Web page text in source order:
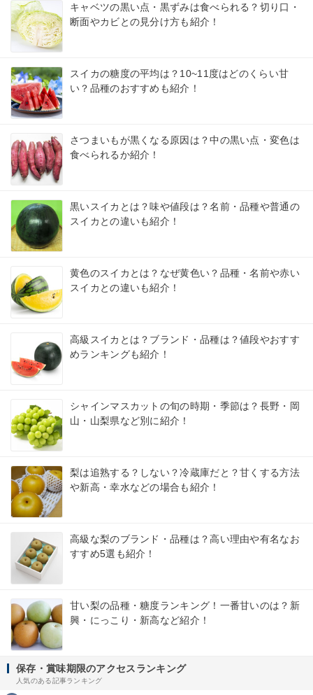
キャベツの黒い点・黒ずみは食べられる？切り口・
断面やカビとの見分け方も紹介！
スイカの糖度の平均は？10~11度はどのくらい甘
い？品種のおすすめも紹介！
さつまいもが黒くなる原因は？中の黒い点・変色は
食べられるか紹介！
黒いスイカとは？味や値段は？名前・品種や普通の
スイカとの違いも紹介！
黄色のスイカとは？なぜ黄色い？品種・名前や赤い
スイカとの違いも紹介！
高級スイカとは？ブランド・品種は？値段やおすす
めランキングも紹介！
シャインマスカットの旬の時期・季節は？長野・岡
山・山梨県など別に紹介！
梨は追熟する？しない？冷蔵庫だと？甘くする方法
や新高・幸水などの場合も紹介！
高級な梨のブランド・品種は？高い理由や有名なお
すすめ5選も紹介！
甘い梨の品種・糖度ランキング！一番甘いのは？新
興・にっこり・新高など紹介！
保存・賞味期限のアクセスランキング
人気のある記事ランキング